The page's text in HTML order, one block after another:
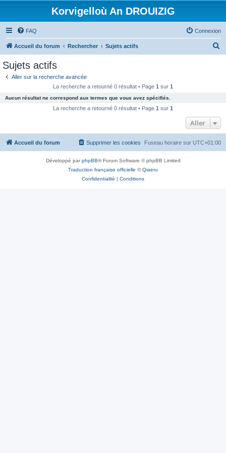
Korvigelloù An DROUIZIG
FAQ Connexion
Accueil du forum Rechercher Sujets actifs
c
e
Sujets actifs
Aller sur la recherche avancée
La recherche a retourné 0 résultat • Page 1 sur 1
Aucun résultat ne correspond aux termes que vous avez spécifiés.
La recherche a retourné 0 résultat • Page 1 sur 1
Aller
Accueil du forum Fuseau horaire sur UTC+01:00
Supprimer les cookies
Développé parphpBB® Forum Software © phpBB Limited
Traduction française officielle ©Qiaeru
Confidentialité | Conditions